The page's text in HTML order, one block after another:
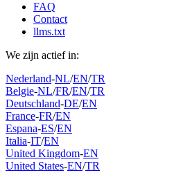
FAQ
Contact
llms.txt
We zijn actief in:
Nederland-NL/EN/TR
Belgie-NL/FR/EN/TR
Deutschland-DE/EN
France-FR/EN
Espana-ES/EN
Italia-IT/EN
United Kingdom-EN
United States-EN/TR